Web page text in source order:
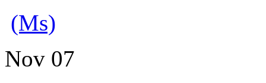
(Ms)
Nov 07